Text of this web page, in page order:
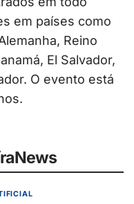
em países como
Reino
El Salvador,
O evento está